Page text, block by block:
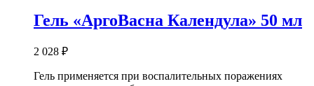
Гель «АргоВасна Календула» 50 мл
2 028 ₽
Гель применяется при воспалительных поражениях